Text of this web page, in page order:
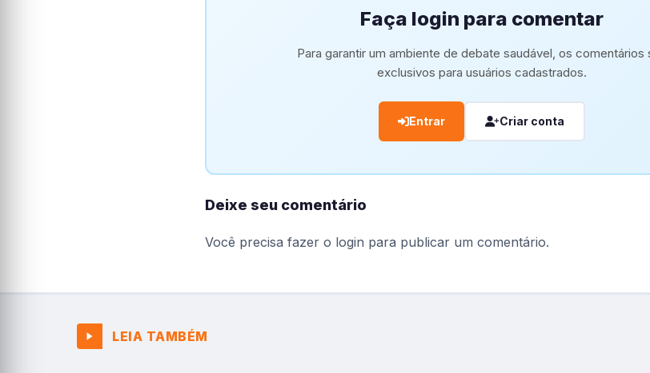
Faça login para comentar
Para garantir um ambiente de debate saudável, os comentários
exclusivos para usuários cadastrados.
Entrar Criar conta
Deixe seu comentário
Você precisa fazer o login para publicar um comentário.
LEIA TAMBÉM